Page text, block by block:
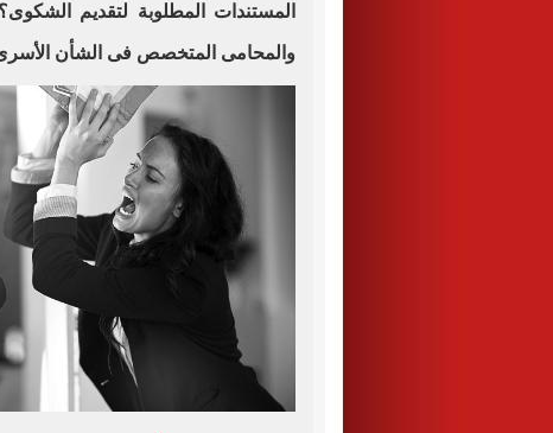
المستندات المطلوبة لتقديم
والمحامى المتخصص فى الشأن